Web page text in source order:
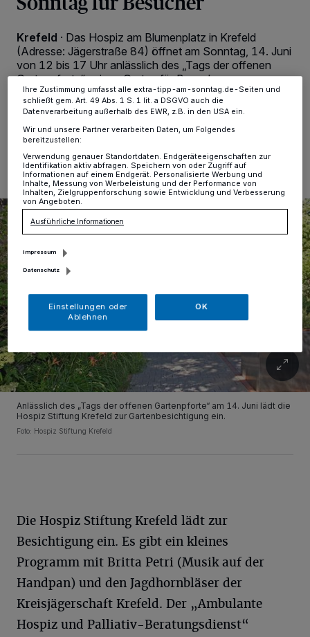
Krefeld · Das Hospiz am Blumenplatz in Krefeld
(Adresse: Jägerstraße 84) öffnet am Sonntag, 14. Juni
von 12 bis 17 Uhr anlässlich des „Tags der offenen
Gartenpforte“ seinen Garten für Besucher.
10.06.2026 , 13:44 Uhr Eine Minute Lesezeit
Anlässlich des „Tags der offenen Gartenpforte“ am 14. Juni lädt die
Hospiz Stiftung Krefeld zur Gartenbesichtigung ein.
Foto: Hospiz Stiftung Krefeld
Die Hospiz Stiftung Krefeld lädt zur
Besichtigung ein. Es gibt ein kleines
Programm mit Britta Petri (Musik auf der
Handpan) und den Jagdhornbläser der
Kreisjägerschaft Krefeld. Der „Ambulante
Hospiz und Palliativ-Beratungsdienst“
Zwecke. Wenn Tracker deaktiviert sind, sind manche Inhalte und
Anzeigen möglicherweise nicht mehr so relevant für Sie. Sie können
ändern oder Ihre Einwilligung zu widerrufen, indem Sie auf den Link
Einstellungen oder Ablehnen am unteren Rand der Webseite klicken.
Ihre Einstellungen gelten innerhalb unseres Website. Weitere
Informationen finden Sie in unserer Datenschutzerklärung.
Ihre Zustimmung umfasst alle extra-tipp-am-sonntag.de-Seiten und
schließt gem. Art. 49 Abs. 1 S. 1 lit. a DSGVO auch die
Datenverarbeitung außerhalb des EWR, z.B. in den USA ein.
Wir und unsere Partner verarbeiten Daten, um Folgendes
bereitzustellen:
Verwendung genauer Standortdaten. Endgeräteeigenschaften zur
Identifikation aktiv abfragen. Speichern von oder Zugriff auf
Informationen auf einem Endgerät. Personalisierte Werbung und
Inhalte, Messung von Werbeleistung und der Performance von
Inhalten, Zielgruppenforschung sowie Entwicklung und Verbesserung
von Angeboten.
Ausführliche Informationen
Impressum
Datenschutz
Einstellungen oder
Ablehnen
OK